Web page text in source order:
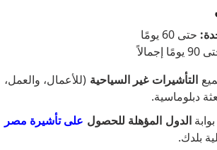
حتى 60 يومًا
إجمالاً
التأشيرات غير السياحية (للأعمال، والعمل،
دبلوماسية.
الدول المؤهلة للحصول على تأشيرة مصر
بلدك.